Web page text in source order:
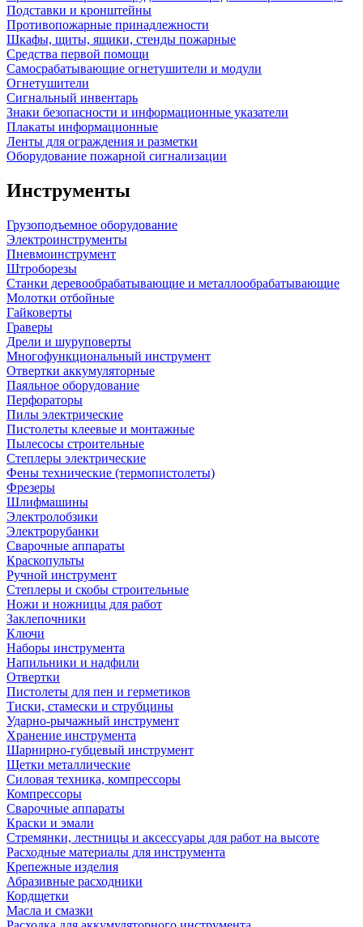
Подставки и кронштейны
Противопожарные принадлежности
Шкафы, щиты, ящики, стенды пожарные
Средства первой помощи
Самосрабатывающие огнетушители и модули
Огнетушители
Сигнальный инвентарь
Знаки безопасности и информационные указатели
Плакаты информационные
Ленты для ограждения и разметки
Оборудование пожарной сигнализации
Инструменты
Грузоподъемное оборудование
Электроинструменты
Пневмоинструмент
Штроборезы
Станки деревообрабатывающие и металлообрабатывающие
Молотки отбойные
Гайковерты
Граверы
Дрели и шуруповерты
Многофункциональный инструмент
Отвертки аккумуляторные
Паяльное оборудование
Перфораторы
Пилы электрические
Пистолеты клеевые и монтажные
Пылесосы строительные
Степлеры электрические
Фены технические (термопистолеты)
Фрезеры
Шлифмашины
Электролобзики
Электрорубанки
Сварочные аппараты
Краскопульты
Ручной инструмент
Степлеры и скобы строительные
Ножи и ножницы для работ
Заклепочники
Ключи
Наборы инструмента
Напильники и надфили
Отвертки
Пистолеты для пен и герметиков
Тиски, стамески и струбцины
Ударно-рычажный инструмент
Хранение инструмента
Шарнирно-губцевый инструмент
Щетки металлические
Силовая техника, компрессоры
Компрессоры
Сварочные аппараты
Краски и эмали
Стремянки, лестницы и аксессуары для работ на высоте
Расходные материалы для инструмента
Крепежные изделия
Абразивные расходники
Кордщетки
Масла и смазки